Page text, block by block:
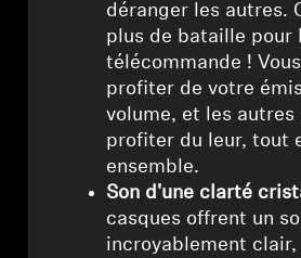
déranger les autres.
plus de bataille pour
télécommande !
profiter de votre
volume, et les autres
profiter du leur, tout
ensemble.
Son d'une clarté
casques offrent un
incroyablement